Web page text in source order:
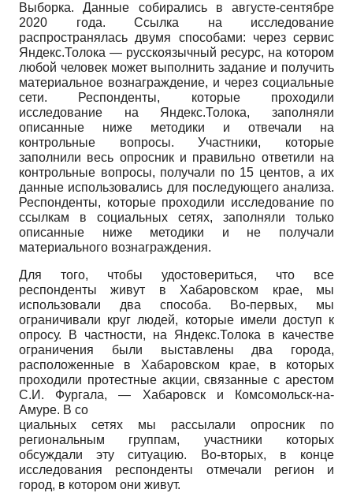
Выборка. Данные собирались в августе-сентябре
2020 года. Ссылка на исследование
распространялась двумя способами: через сервис
Яндекс.Толока — русскоязычный ресурс, на котором
любой человек может выполнить задание и получить
материальное вознаграждение, и через социальные
сети. Респонденты, которые проходили
исследование на Яндекс.Толока, заполняли
описанные ниже методики и отвечали на
контрольные вопросы. Участники, которые
заполнили весь опросник и правильно ответили на
контрольные вопросы, получали по 15 центов, а их
данные использовались для последующего анализа.
Респонденты, которые проходили исследование по
ссылкам в социальных сетях, заполняли только
описанные ниже методики и не получали
материального вознаграждения.
Для того, чтобы удостовериться, что все
респонденты живут в Хабаровском крае, мы
использовали два способа. Во-первых, мы
ограничивали круг людей, которые имели доступ к
опросу. В частности, на Яндекс.Толока в качестве
ограничения были выставлены два города,
расположенные в Хабаровском крае, в которых
проходили протестные акции, связанные с арестом
С.И. Фургала, — Хабаровск и Комсомольск-на-
Амуре. В со­
циальных сетях мы рассылали опросник по
региональным группам, участники которых
обсуждали эту ситуацию. Во-вторых, в конце
исследования респонденты отмечали регион и
город, в котором они живут.